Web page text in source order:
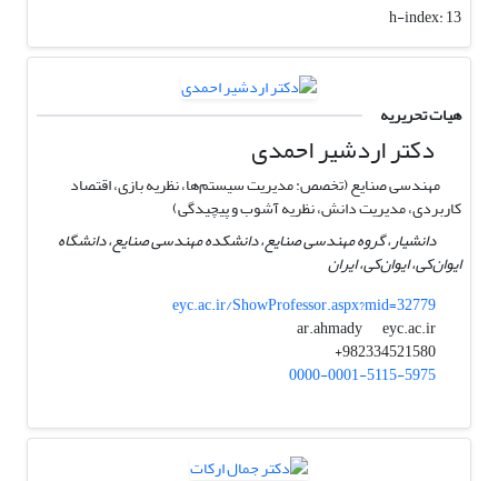
h-index:13
هیات تحریریه
دکتر اردشیر احمدی
مهندسی صنایع (تخصص: مدیریت سیستم‌ها، نظریه بازی، اقتصاد
کاربردی، مدیریت دانش، نظریه آشوب و پیچیدگی)
دانشیار، گروه مهندسی صنایع، دانشکده مهندسی صنایع، دانشگاه
ایوان‌کی، ایوان‌کی، ایران
eyc.ac.ir/ShowProfessor.aspx?mid=32779
ar.ahmady
eyc.ac.ir
982334521580+
0000-0001-5115-5975